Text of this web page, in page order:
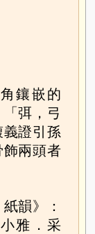
鑲嵌的
弭，弓
證引孫
飾兩頭者
韻》：
雅．采